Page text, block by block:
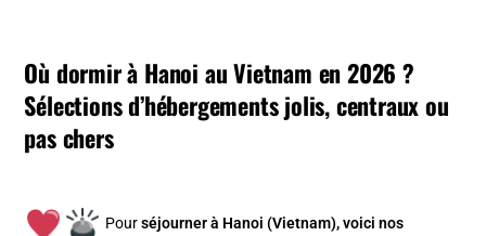
Où dormir à Hanoi au Vietnam en 2026 ?
Sélections d’hébergements jolis, centraux ou
pas chers
Pourséjourner à Hanoi (Vietnam), voici nos